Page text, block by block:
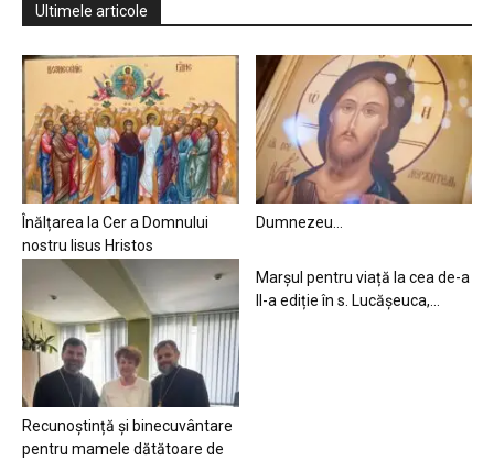
Ultimele articole
Înălțarea la Cer a Domnului
nostru Iisus Hristos
Dumnezeu…
Recunoștință și binecuvântare
pentru mamele dătătoare de
Marșul pentru viață la cea de-a
II-a ediție în s. Lucășeuca,...